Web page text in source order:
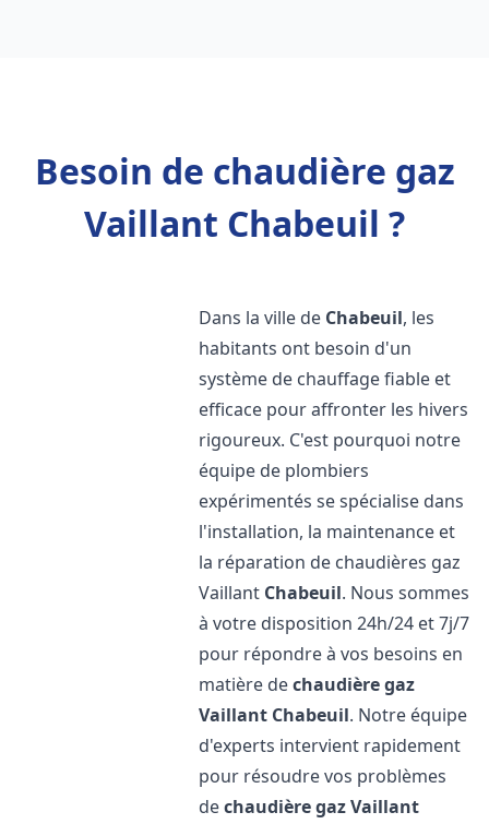
Besoin de chaudière gaz
Vaillant Chabeuil ?
Dans la ville de Chabeuil, les
habitants ont besoin d'un
système de chauffage fiable et
efficace pour affronter les hivers
rigoureux. C'est pourquoi notre
équipe de plombiers
expérimentés se spécialise dans
l'installation, la maintenance et
la réparation de chaudières gaz
Vaillant Chabeuil. Nous sommes
à votre disposition 24h/24 et 7j/7
pour répondre à vos besoins en
matière dechaudière gaz
Vaillant Chabeuil. Notre équipe
d'experts intervient rapidement
pour résoudre vos problèmes
dechaudière gaz Vaillant